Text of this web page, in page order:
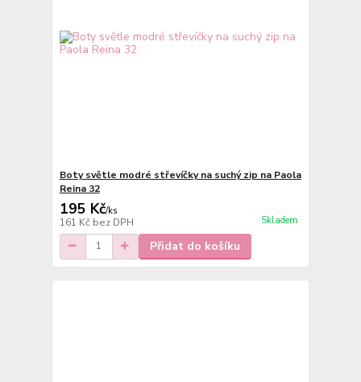
Boty světle modré střevíčky na suchý zip na Paola
Reina 32
195 Kč/ks
161 Kč bez DPH Skladem
Přidat do košíku